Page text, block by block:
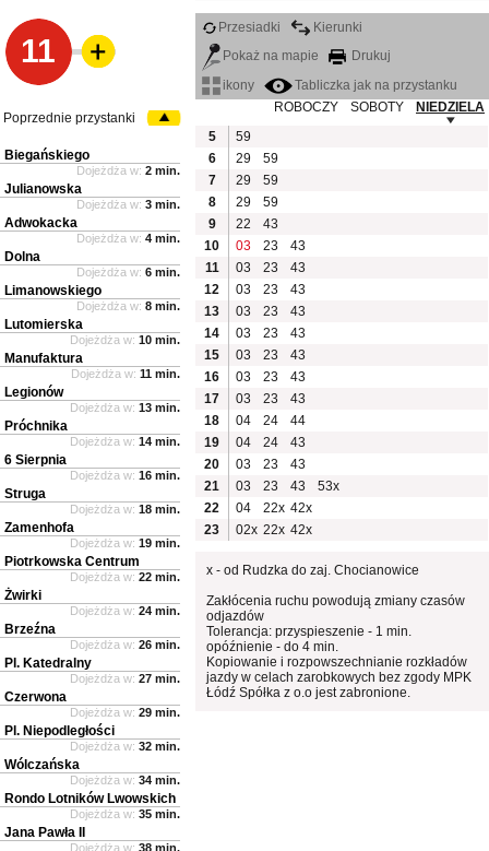
11
Przesiadki
Kierunki
Pokaż na mapie
Drukuj
ikony
Tabliczka jak na przystanku
ROBOCZY
SOBOTY
NIEDZIELA
5
59
6
29
59
7
29
59
8
29
59
9
22
43
10
03 23
43
11
03 23
43
12
03 23
43
13
03 23
43
14
03 23
43
15
03 23
43
16
03 23
43
17
03 23
43
18
04 24
44
19
04 24
43
20
03 23
43
21
03 23 43
53x
22
04 22x 42x
23
02x 22x 42x
x - od Rudzka do zaj. Chocianowice
Zakłócenia ruchu powodują zmiany czasów
odjazdów
Tolerancja: przyspieszenie - 1 min.
opóźnienie - do 4 min.
Kopiowanie i rozpowszechnianie rozkładów
jazdy w celach zarobkowych bez zgody MPK
Łódź Spółka z o.o jest zabronione.
Poprzednie przystanki
Biegańskiego
Dojeżdża w: 2 min.
Julianowska
Dojeżdża w: 3 min.
Adwokacka
Dojeżdża w: 4 min.
Dolna
Dojeżdża w: 6 min.
Limanowskiego
Dojeżdża w: 8 min.
Lutomierska
Dojeżdża w: 10 min.
Manufaktura
Dojeżdża w: 11 min.
Legionów
Dojeżdża w: 13 min.
Próchnika
Dojeżdża w: 14 min.
6 Sierpnia
Dojeżdża w: 16 min.
Struga
Dojeżdża w: 18 min.
Zamenhofa
Dojeżdża w: 19 min.
Piotrkowska Centrum
Dojeżdża w: 22 min.
Żwirki
Dojeżdża w: 24 min.
Brzeźna
Dojeżdża w: 26 min.
Pl. Katedralny
Dojeżdża w: 27 min.
Czerwona
Dojeżdża w: 29 min.
Pl. Niepodległości
Dojeżdża w: 32 min.
Wólczańska
Dojeżdża w: 34 min.
Rondo Lotników Lwowskich
Dojeżdża w: 35 min.
Jana Pawła II
Dojeżdża w: 38 min.